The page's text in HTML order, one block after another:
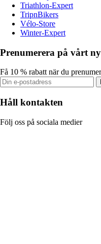
Triathlon-Expert
TripnBikers
Vélo-Store
Winter-Expert
Prenumerera på vårt
Få 10 % rabatt när du
Håll kontakten
Följ oss på sociala medier